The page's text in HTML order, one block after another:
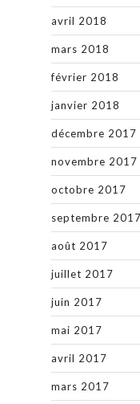
avril 2018
mars 2018
février 2018
janvier 2018
décembre 2017
novembre 2017
octobre 2017
septembre 2017
août 2017
juillet 2017
juin 2017
mai 2017
avril 2017
mars 2017